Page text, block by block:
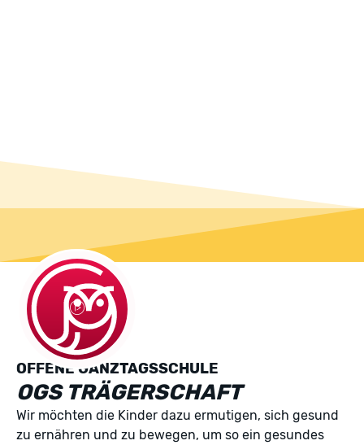
OGS TRÄGERSCHAFTEN DER TG HERFORD
OFFENE GANZTAGSSCHULE
OGS TRÄGERSCHAFT
Wir möchten die Kinder dazu ermutigen, sich gesund
zu ernähren und zu bewegen, um so ein gesundes